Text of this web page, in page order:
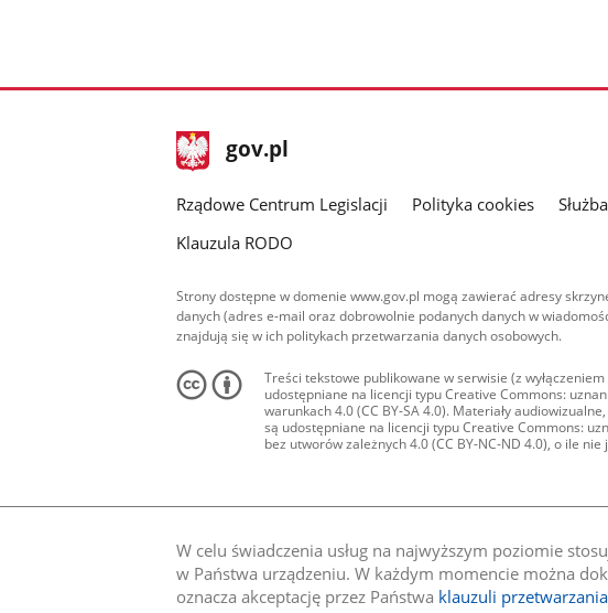
W celu świadczenia usług na najwyższym poziomie
w Państwa urządzeniu. W każdym momencie można
oznacza akceptację przez Państwa klauzuli
stopka
gov.pl Strona
gov.pl
Rządowe Centrum Legislacji Polityka cookies
Klauzula RODO
Strony dostępne w domenie www.gov.pl mogą zawierać adresy
danych (adres e-mail oraz dobrowolnie podanych danych w
znajdują się w ich politykach przetwarzania danych osobowych.
Treści tekstowe publikowane w serwisie (z
udostępniane na licencji typu Creative Commons:
warunkach 4.0 (CC BY-SA 4.0). Materiały
są udostępniane na licencji typu Creative Commons:
bez utworów zależnych 4.0 (CC BY-NC-ND 4.0), o ile